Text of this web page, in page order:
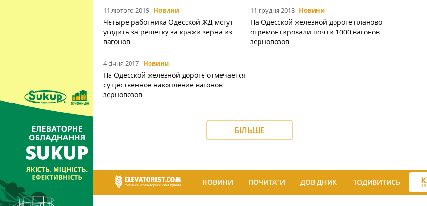
11 лютого 2019 Новини
Четыре работника Одесской ЖД могут
угодить за решетку за кражи зерна из
вагонов
11 грудня 2018 Новини
На Одесской железной дороге планово
отремонтировали почти 1000 вагонов-
зерновозов
4 січня 2017 Новини
На Одесской железной дороге отмечается
существенное накопление вагонов-
зерновозов
БІЛЬШЕ
НОВИНИ ПОЧИТАТИ ДОВІДНИК ПОДИВИТИСЬ